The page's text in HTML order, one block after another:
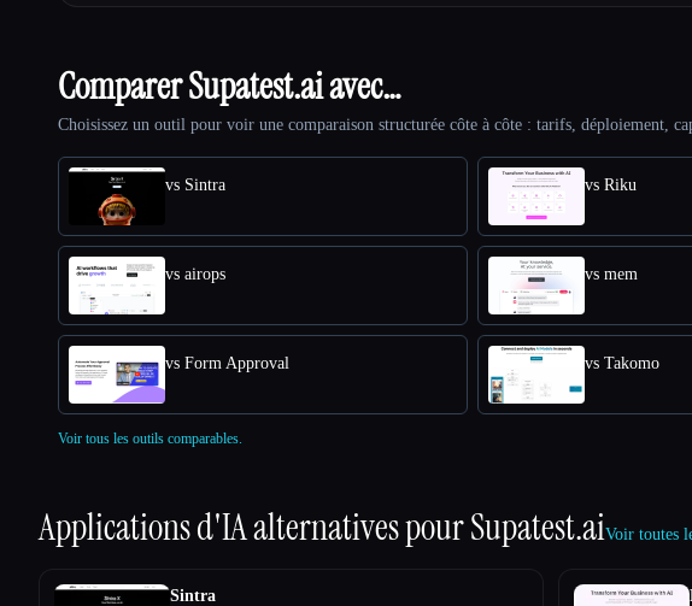
Comparer Supatest.ai avec…
Choisissez un outil pour voir une comparaison structurée côte à côte : tarifs, déploiement,
vs Sintra vs Riku
vs airops vs mem
vs Form Approval vs Takomo
Voir tous les outils comparables.
Applications d'IA alternatives pourSupatest.aiVoir toutes
Sintra